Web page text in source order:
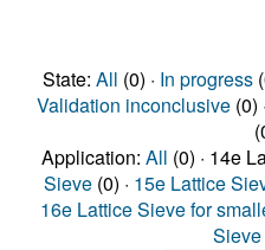
State: All (0) · In progress
Validation inconclusive(0) ·
Application: All (0) · 14e
Sieve (0) · 15e Lattice
16e Lattice Sieve for